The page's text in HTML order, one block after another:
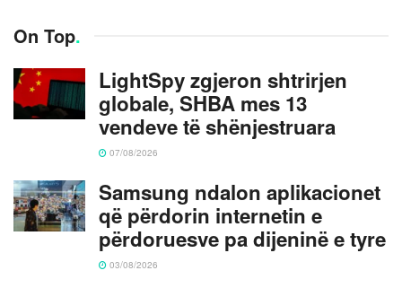
On Top.
LightSpy zgjeron shtrirjen
globale, SHBA mes 13
vendeve të shënjestruara
07/08/2026
Samsung ndalon aplikacionet
që përdorin internetin e
përdoruesve pa dijeninë e tyre
03/08/2026